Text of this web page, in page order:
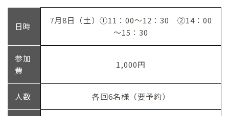
日時
7月8日（土）①11：00～12：30 ②14：00
～15：30
参加
費
1,000円
人数 各回6名様（要予約）